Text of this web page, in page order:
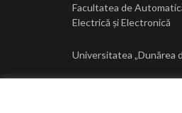
Facultatea de
Electrică și Electronică
Universitatea „Dunărea